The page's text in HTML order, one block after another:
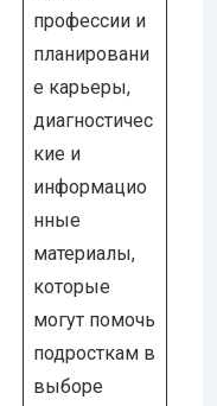
профессии и
планировани
е карьеры,
диагностичес
кие и
информацио
нные
материалы,
которые
могут помочь
подросткам в
выборе